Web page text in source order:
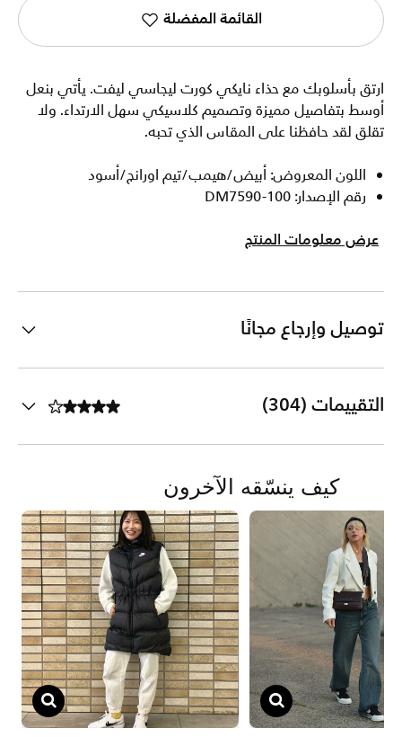
القائمة المفضلة
ارتق بأسلوبك مع حذاء نايكي كورت ليجاسي ليفت. يأتي بنعل
أوسط بتفاصيل مميزة وتصميم كلاسيكي سهل الارتداء. ولا
تقلق لقد حافظنا على المقاس الذي تحبه.
اللون المعروض: أبيض/هيمب/تيم اورانج/أسود
رقم الإصدار: DM7590-100
عرض معلومات المنتج
توصيل وإرجاع مجانًا
التقييمات (304)